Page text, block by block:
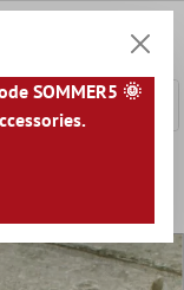
SOMMER5 🌞